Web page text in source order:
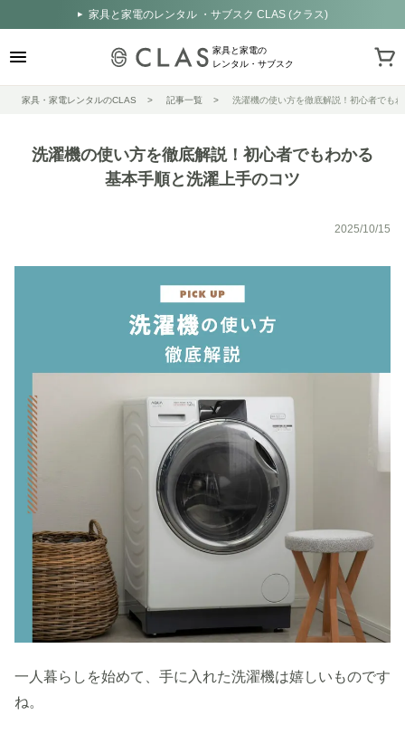
家具と家電のレンタル ・サブスク CLAS (クラス)
家具と家電の
レンタル・サブスク
家具・家電レンタルのCLAS 記事一覧 洗濯機の使い方を徹底解説！初心者でも
洗濯機の使い方を徹底解説！初心者でもわかる
基本手順と洗濯上手のコツ
2025/10/15
一人暮らしを始めて、手に入れた洗濯機は嬉しいものです
ね。